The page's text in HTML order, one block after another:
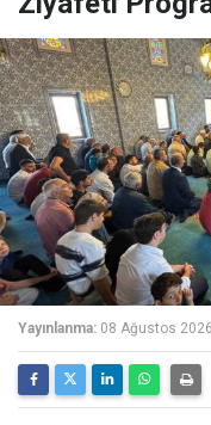
Yayınlanma: 08 Ağustos